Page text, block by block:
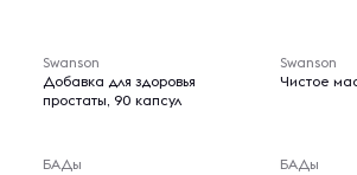
Swanson
Добавка для здоровья
простаты, 90 капсул
БАДы
Swanson
Чистое
БАДы